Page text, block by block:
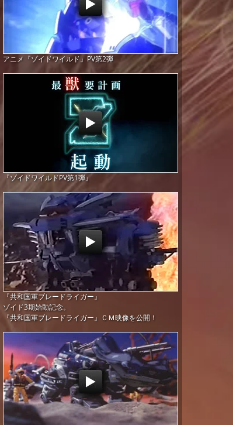
アニメ『ゾイドワイルド』PV第2弾
『ゾイドワイルドPV第1弾』
『共和国軍ブレードライガー』
ゾイド3期始動記念。
『共和国軍ブレードライガー』ＣＭ映像を公開！